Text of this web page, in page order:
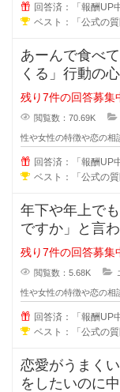
回答済：「報酬UP
ベスト：「公式の
あーんで食べ
くる」行動の
はなく付き合
残り7件の回答募集
閲覧数：70.69K
性や女性の特徴や恋の相
回答済：「報酬UP
ベスト：「公式の
年下や年上で
ですか」と言
でしょうか？
残り7件の回答募集
閲覧数：5.68K
性や女性の特徴や恋の相
回答済：「報酬UP
ベスト：「公式の
恋愛がうまく
をしたいのに